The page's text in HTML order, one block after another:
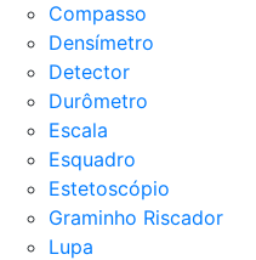
Compasso
Densímetro
Detector
Durômetro
Escala
Esquadro
Estetoscópio
Graminho Riscador
Lupa